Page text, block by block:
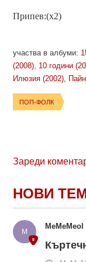
Припев:(x2)
участва в албуми:
(2008), 10 години
Илюзия (2002),
ПОП-ФОЛК
Зареди
НОВИ
MeMeMeol